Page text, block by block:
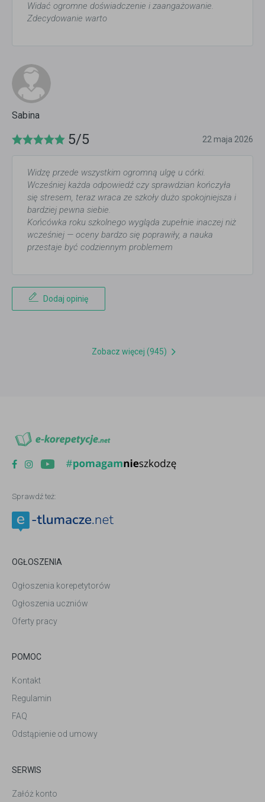
Widać ogromne doświadczenie i zaangażowanie.
Zdecydowanie warto
Sabina
5/5 22 maja 2026
Widzę przede wszystkim ogromną ulgę u córki.
Wcześniej każda odpowiedź czy sprawdzian kończyła
się stresem, teraz wraca ze szkoły dużo spokojniejsza i
bardziej pewna siebie.
Końcówka roku szkolnego wygląda zupełnie inaczej niż
wcześniej — oceny bardzo się poprawiły, a nauka
przestaje być codziennym problemem
Dodaj opinię
Zobacz więcej (945)
Sprawdź też:
OGŁOSZENIA
Ogłoszenia korepetytorów
Ogłoszenia uczniów
Oferty pracy
POMOC
Kontakt
Regulamin
FAQ
Odstąpienie od umowy
SERWIS
Załóż konto